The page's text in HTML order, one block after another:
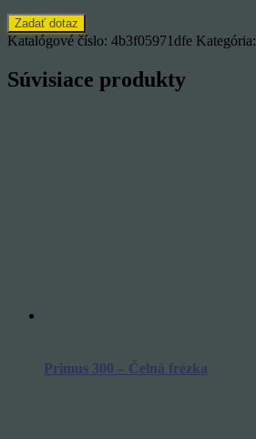
Katalógové číslo: 4b3f05971dfe Kategória:
Súvisiace produkty
Primus 300 – Čelná frézka